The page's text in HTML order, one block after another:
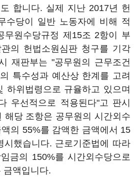
합니다. 실제 지난 2017년 헌
수당이 일반 노동자에 비해 적
무원수당규정 제15조 2항이 부
의 헌법소원심판 청구를 기각
재판부는 "공무원의 근무조건
특수성과 예산상 한계를 고려
하위법령으로 규율하고 있으며
우선적으로 적용된다"고 판시
해당 조항은 공무원의 시간외수
의 55%를 감액한 금액에서 15
시했습니다. 근로기준법에 따라
금의 150%를 시간외수당으로
금액입니다.